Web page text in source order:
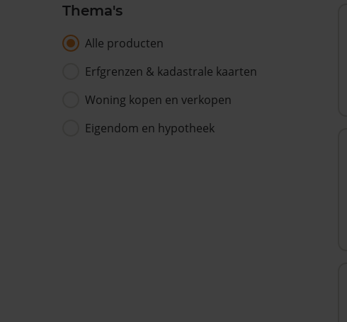
Thema's
Alle producten
Erfgrenzen & kadastrale kaarten
Woning kopen en verkopen
Eigendom en hypotheek